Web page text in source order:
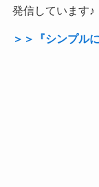
発信しています♪
＞＞『シンプル